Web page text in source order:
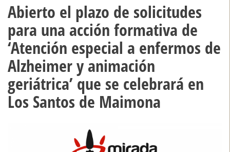
Abierto el plazo de solicitudes
para una acción formativa de
‘Atención especial a enfermos de
Alzheimer y animación
geriátrica’ que se celebrará en
Los Santos de Maimona